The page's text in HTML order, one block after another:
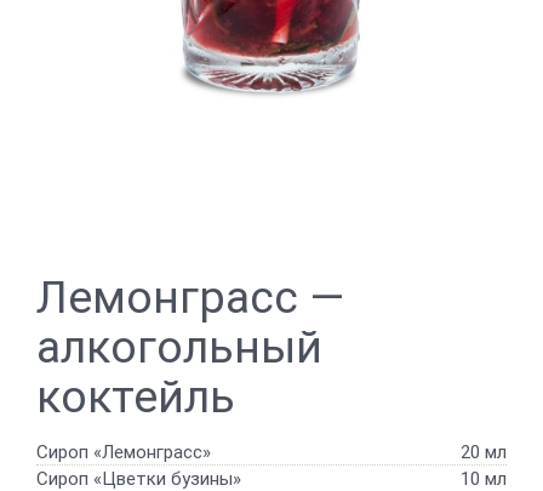
Лемонграсс —
алкогольный
коктейль
Сироп «Лемонграсс»
20 мл
Сироп «Цветки бузины»
10 мл